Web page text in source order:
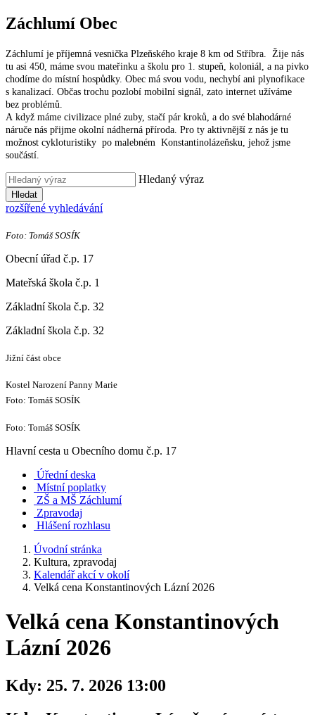
Záchlumí Obec
Záchlumí je příjemná vesnička Plzeňského kraje 8 km od Stříbra. Žije nás
tu asi 450, máme svou mateřinku a školu pro 1. stupeň, koloniál, a na pivko
chodíme do místní hospůdky. Obec má svou vodu, nechybí ani plynofikace
s kanalizací. Občas trochu pozlobí mobilní signál, zato internet užíváme
bez problémů.
A když máme civilizace plné zuby, stačí pár kroků, a do své blahodárné
náruče nás přijme okolní nádherná příroda. Pro ty aktivnější z nás je tu
možnost cykloturistiky po malebném Konstantinolázeňsku, jehož jsme
součástí.
Hledaný výraz
Hledat
rozšířené vyhledávání
Foto: Tomáš SOSÍK
Obecní úřad č.p. 17
Mateřská škola č.p. 1
Základní škola č.p. 32
Základní škola č.p. 32
Jižní část obce
Kostel Narození Panny Marie
Foto: Tomáš SOSÍK
Foto: Tomáš SOSÍK
Hlavní cesta u Obecního domu č.p. 17
Úřední deska
Místní poplatky
ZŠ a MŠ Záchlumí
Zpravodaj
Hlášení rozhlasu
Úvodní stránka
Kultura, zpravodaj
Kalendář akcí v okolí
Velká cena Konstantinových Lázní 2026
Velká cena Konstantinových
Lázní 2026
Kdy: 25. 7. 2026 13:00